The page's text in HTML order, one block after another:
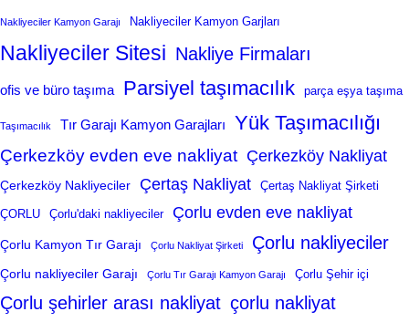
Nakliyeciler Kamyon Garajı Nakliyeciler Kamyon Garjları
Nakliyeciler Sitesi Nakliye Firmaları
ofis ve büro taşıma Parsiyel taşımacılık parça eşya taşıma
Taşımacılık Tır Garajı Kamyon Garajları Yük Taşımacılığı
Çerkezköy evden eve nakliyat Çerkezköy Nakliyat
Çerkezköy Nakliyeciler Çertaş Nakliyat Çertaş Nakliyat Şirketi
ÇORLU Çorlu'daki nakliyeciler Çorlu evden eve nakliyat
Çorlu Kamyon Tır Garajı Çorlu Nakliyat Şirketi Çorlu nakliyeciler
Çorlu nakliyeciler Garajı Çorlu Tır Garajı Kamyon Garajı Çorlu Şehir içi
Çorlu şehirler arası nakliyat çorlu nakliyat